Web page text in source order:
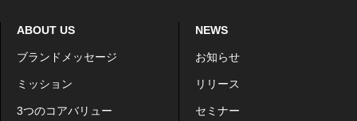
ABOUT US
ブランドメッセージ
ミッション
3つのコアバリュー
NEWS
お知らせ
リリース
セミナー